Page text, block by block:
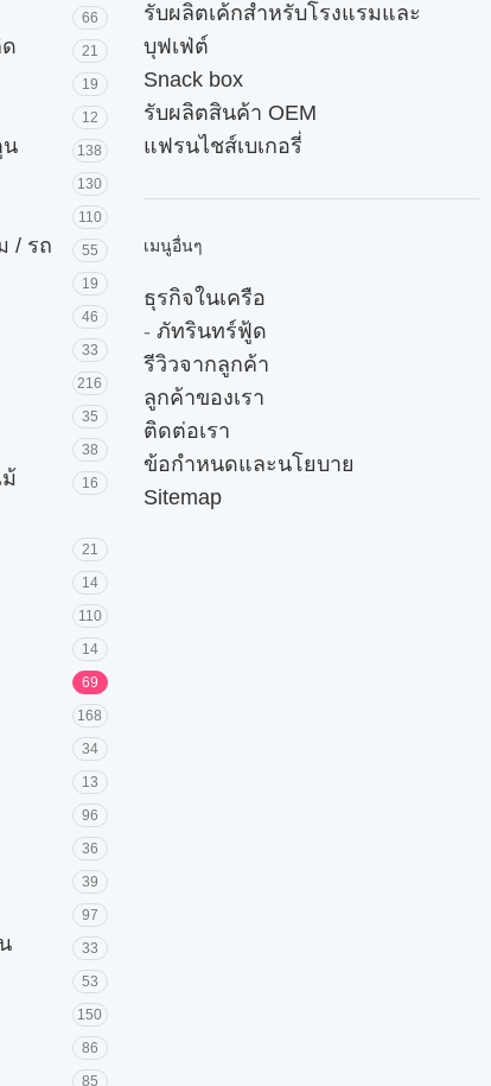
66
21
19
12
น 138
130
110
/ รถ 55
19
46
33
216
35
38
16
21
14
110
14
69
168
34
13
96
36
39
97
33
53
150
86
85
รับผลิตเค้กสำหรับโรงแรมและ
บุฟเฟ่ต์
Snack box
รับผลิตสินค้า OEM
แฟรนไชส์เบเกอรี่
เมนูอื่นๆ
ธุรกิจในเครือ
- ภัทรินทร์ฟู้ด
รีวิวจากลูกค้า
ลูกค้าของเรา
ติดต่อเรา
ข้อกำหนดและนโยบาย
Sitemap